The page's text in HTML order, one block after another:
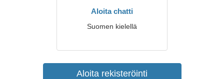
Aloita chatti
Suomen kielellä
Aloita rekisteröinti